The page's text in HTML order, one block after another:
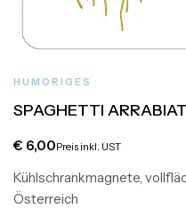
HUMORIGES
SPAGHETTI
€ 6,00Preis inkl. UST
Kühlschrankmagnete,
Österreich